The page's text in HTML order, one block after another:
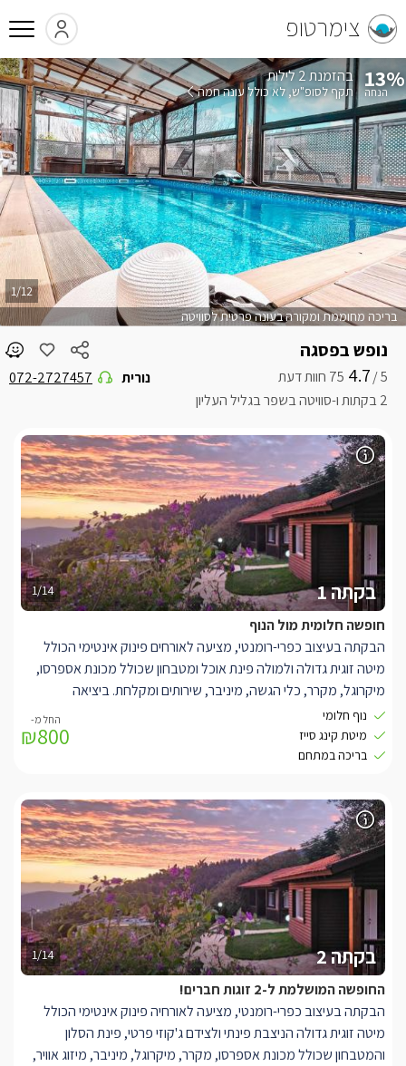
צימרטופ
נופש בפסגה
5 /
4.7
2 בקתות ו-סוויטה בשפר בגליל העליון
נורית 072-2727457
בריכה מחוממת ומקורה בעונה פרטית לסוויטה
1/12
13% בהזמנת 2 לילות
תקף לסופ"ש לא כולל עונה חמה
1/14 בקתה 1
חופשה חלומית מול הנוף
הבקתה בעיצוב כפרי-רומנטי, מציעה לאורחים פינוק אינטימי הכולל
מיטה זוגית גדולה ולמולה פינת אוכל ומטבחון שכולל מכונת אספרסו,
מיקרוגל, מקרר, כלי הגשה, מיניבר, שירותים ומקלחת. ביציאה
מהבקתה תיהנו מהמרפסת הפרטית המפנקת ומפינת ישיבה מול נוף
גלילי מרהיב ביופיו. מתחם הגן החיצוני משותף לשתי הבקתות המתחם
מציע בריכה ענקית ומפנקת עם מיטות שיזוף, המסתתרת בין חורשים
נוף חלומי
מיטת קינג סייז
בריכה במתחם
₪800
1/14 בקתה 2
החופשה המושלמת ל-2 זוגות חברים!
הבקתה בעיצוב כפרי-רומנטי, מציעה לאורחיה פינוק אינטימי הכולל
מיטה זוגית גדולה הניצבת פינתי ולצידם ג'קוזי פרטי, פינת הסלון
והמטבחון שכולל מכונת אספרסו, מקרר, מיקרוגל, מיניבר, מיזוג אוויר,